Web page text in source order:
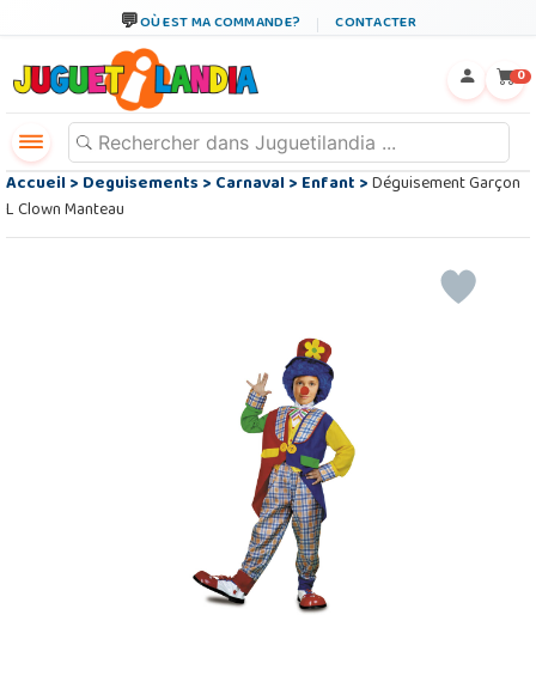
OÙ EST MA COMMANDE? CONTACTER
0
Accueil>Deguisements>Carnaval>Enfant>Déguisement Garçon
L Clown Manteau